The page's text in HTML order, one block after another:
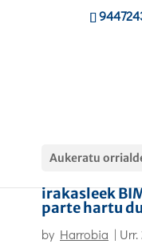
Aukeratu
irakasleek
parte hartu
by Harrobia | Urr.